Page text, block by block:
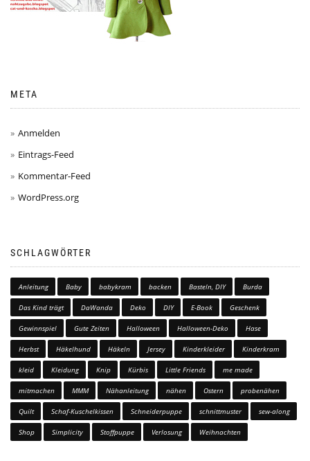
META
Anmelden
Eintrags-Feed
Kommentar-Feed
WordPress.org
SCHLAGWÖRTER
Anleitung Baby babykram backen Basteln, DIY Burda
Das Kind trägt DaWanda Deko DIY E-Book Geschenk
Gewinnspiel Gute Zeiten Halloween Halloween-Deko Hase
Herbst Häkelhund Häkeln Jersey Kinderkleider Kinderkram
kleid Kleidung Knip Kürbis Little Friends me made
mitmachen MMM Nähanleitung nähen Ostern probenähen
Quilt Schaf-Kuschelkissen Schneiderpuppe schnittmuster sew-along
Shop Simplicity Stoffpuppe Verlosung Weihnachten